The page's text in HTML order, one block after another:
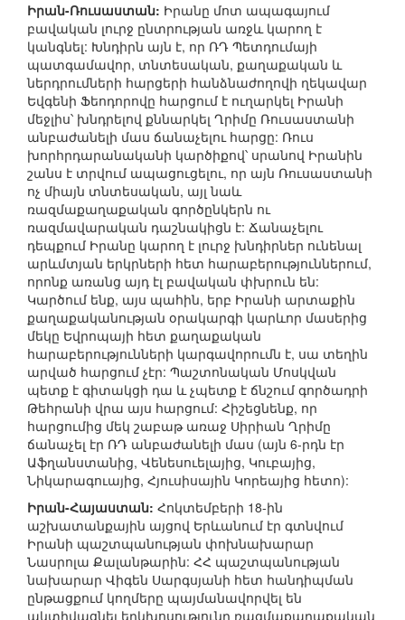
Իրան-Ռուսաստան: Իրանը մոտ ապագայում
բավական լուրջ ընտրության առջև կարող է
կանգնել: Խնդիրն այն է, որ ՌԴ Պետդումայի
պատգամավոր, տնտեսական, քաղաքական և
ներդրումների հարցերի հանձնաժողովի ղեկավար
Եվգենի Ֆեոդորովը հարցում է ուղարկել Իրանի
մեջլիս՝ խնդրելով քննարկել Ղրիմը Ռուսաստանի
անբաժանելի մաս ճանաչելու հարցը: Ռուս
խորհրդարանականի կարծիքով՝ սրանով Իրանին
շանս է տրվում ապացուցելու, որ այն Ռուսաստանի
ոչ միայն տնտեսական, այլ նաև
ռազմաքաղաքական գործընկերն ու
ռազմավարական դաշնակիցն է: Ճանաչելու
դեպքում Իրանը կարող է լուրջ խնդիրներ ունենալ
արևմտյան երկրների հետ հարաբերություններում,
որոնք առանց այդ էլ բավական փխրուն են:
Կարծում ենք, այս պահին, երբ Իրանի արտաքին
քաղաքականության օրակարգի կարևոր մասերից
մեկը Եվրոպայի հետ քաղաքական
հարաբերությունների կարգավորումն է, սա տեղին
արված հարցում չէր: Պաշտոնական Մոսկվան
պետք է գիտակցի դա և չպետք է ճնշում գործադրի
Թեհրանի վրա այս հարցում: Հիշեցնենք, որ
հարցումից մեկ շաբաթ առաջ Սիրիան Ղրիմը
ճանաչել էր ՌԴ անբաժանելի մաս (այն 6-րդն էր
Աֆղանստանից, Վենեսուելայից, Կուբայից,
Նիկարագուայից, Հյուսիսային Կորեայից հետո):
Իրան-Հայաստան: Հոկտեմբերի 18-ին
աշխատանքային այցով Երևանում էր գտնվում
Իրանի պաշտպանության փոխնախարար
Նասրոլա Քալանթարին: ՀՀ պաշտպանության
նախարար Վիգեն Սարգսյանի հետ հանդիպման
ընթացքում կողմերը պայմանավորվել են
ակտիվացնել երկխոսությունը ռազմաքաղաքական